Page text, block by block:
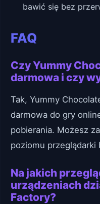
bawić się bez
FAQ
Czy Yummy
darmowa i czy
Tak, Yummy
darmowa do gry
pobierania. Możesz
poziomu przeglądarki
Na jakich
urządzeniach
Factory?